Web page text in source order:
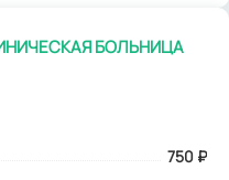
БОЛЬНИЦА
750 ₽